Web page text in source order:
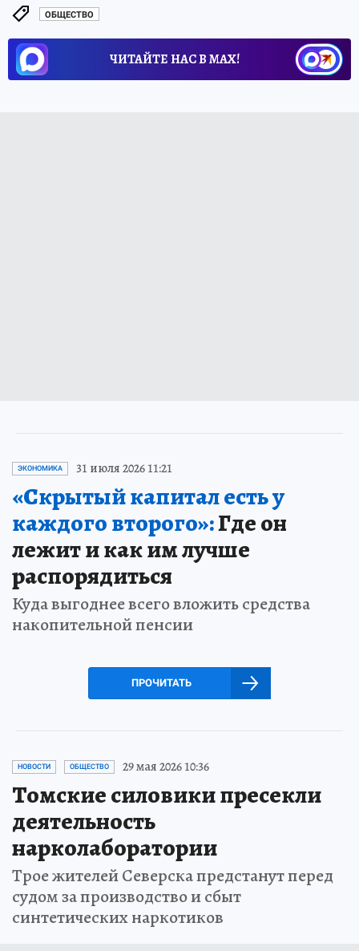
ОБЩЕСТВО
ЧИТАЙТЕ НАС В МАХ!
ЭКОНОМИКА 31 июля 2026 11:21
«Скрытый капитал есть у
каждого второго»:Где он
лежит и как им лучше
распорядиться
Куда выгоднее всего вложить средства
накопительной пенсии
ПРОЧИТАТЬ
НОВОСТИ ОБЩЕСТВО 29 мая 2026 10:36
Томские силовики пресекли
деятельность
нарколаборатории
Трое жителей Северска предстанут перед
судом за производство и сбыт
синтетических наркотиков